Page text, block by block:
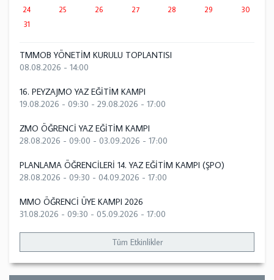
24
25 26 27 28 29
30
31
TMMOB YÖNETİM KURULU TOPLANTISI
08.08.2026 - 14:00
16. PEYZAJMO YAZ EĞİTİM KAMPI
19.08.2026 - 09:30 - 29.08.2026 - 17:00
ZMO ÖĞRENCİ YAZ EĞİTİM KAMPI
28.08.2026 - 09:00 - 03.09.2026 - 17:00
PLANLAMA ÖĞRENCİLERİ 14. YAZ EĞİTİM KAMPI (ŞPO)
28.08.2026 - 09:30 - 04.09.2026 - 17:00
MMO ÖĞRENCİ ÜYE KAMPI 2026
31.08.2026 - 09:30 - 05.09.2026 - 17:00
Tüm Etkinlikler